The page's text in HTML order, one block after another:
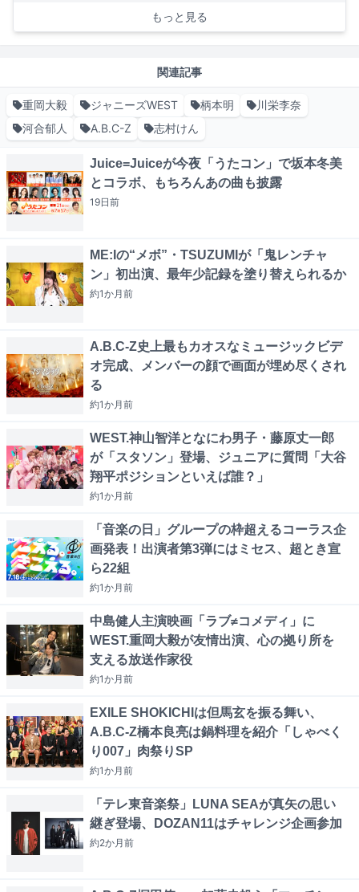
もっと見る
関連記事
重岡大毅 ジャニーズWEST 柄本明
川栄李奈
河合郁人
A.B.C-Z 志村けん
Juice=Juiceが今夜「うたコン」で坂本冬美
とコラボ、もちろんあの曲も披露
19日前
ME:Iの“メボ”・TSUZUMIが「鬼レンチャ
ン」初出演、最年少記録を塗り替えられるか
約1か月前
A.B.C-Z史上最もカオスなミュージックビデ
オ完成、メンバーの顔で画面が埋め尽くされ
る
約1か月前
WEST.神山智洋となにわ男子・藤原丈一郎
が「スタソン」登場、ジュニアに質問「大谷
翔平ポジションといえば誰？」
約1か月前
「音楽の日」グループの枠超えるコーラス企
画発表！出演者第3弾にはミセス、超とき宣
ら22組
約1か月前
中島健人主演映画「ラブ≠コメディ」に
WEST.重岡大毅が友情出演、心の拠り所を
支える放送作家役
約1か月前
EXILE SHOKICHIは但馬玄を振る舞い、
A.B.C-Z橋本良亮は鍋料理を紹介「しゃべく
り007」肉祭りSP
約1か月前
「テレ東音楽祭」LUNA SEAが真矢の思い
継ぎ登場、DOZAN11はチャレンジ企画参加
約2か月前